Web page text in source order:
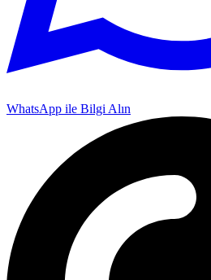
WhatsApp ile Bilgi Alın